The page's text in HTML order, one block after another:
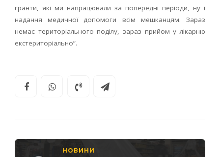
гранти, які ми напрацювали за попередні періоди, ну і
надання медичної допомоги всім мешканцям. Зараз
немає територіального поділу, зараз прийом у лікарню
екстериторіально”.
НОВИНИ